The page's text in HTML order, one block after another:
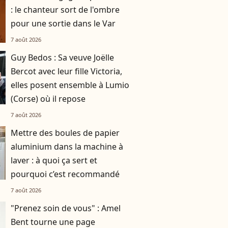
: le chanteur sort de l'ombre
pour une sortie dans le Var
7 août 2026
Guy Bedos : Sa veuve Joëlle
Bercot avec leur fille Victoria,
elles posent ensemble à Lumio
(Corse) où il repose
7 août 2026
Mettre des boules de papier
aluminium dans la machine à
laver : à quoi ça sert et
pourquoi c’est recommandé
7 août 2026
"Prenez soin de vous" : Amel
Bent tourne une page